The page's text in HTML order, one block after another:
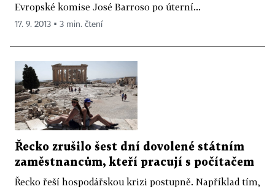
Evropské komise José Barroso po úterní...
17. 9. 2013 ▪ 3 min. čtení
Řecko zrušilo šest dní dovolené státním
zaměstnancům, kteří pracují s počítačem
Řecko řeší hospodářskou krizi postupně. Například tím,